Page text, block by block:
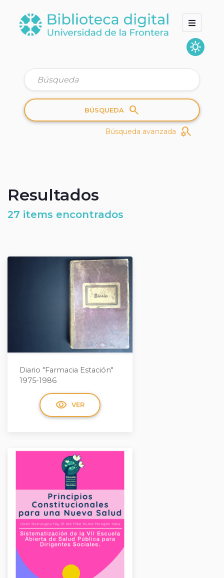
sunny
Colecciones
Quienes somos
BÚSQUEDA search
Búsqueda avanzada search_gear
Resultados
27 items encontrados
Diario "Farmacia Estación"
1975-1986
visibility VER